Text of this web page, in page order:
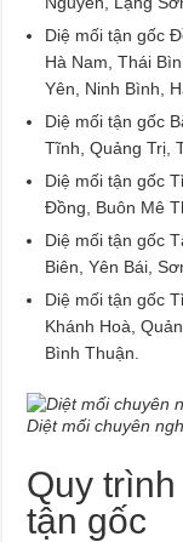
Diệ mối tận gốc
Hà Nam, Thái
Yên, Ninh Bình,
Diệ mối tận gốc
Tĩnh, Quảng Trị,
Diệ mối tận gốc
Đồng, Buôn Mê
Diệ mối tận gốc
Biên, Yên Bái,
Diệ mối tận gốc
Khánh Hoà,
Bình Thuận.
Diệt mối chuyên
Quy
tận gốc